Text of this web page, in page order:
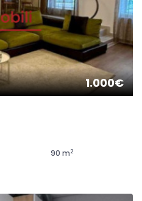
1.000€
90 m2